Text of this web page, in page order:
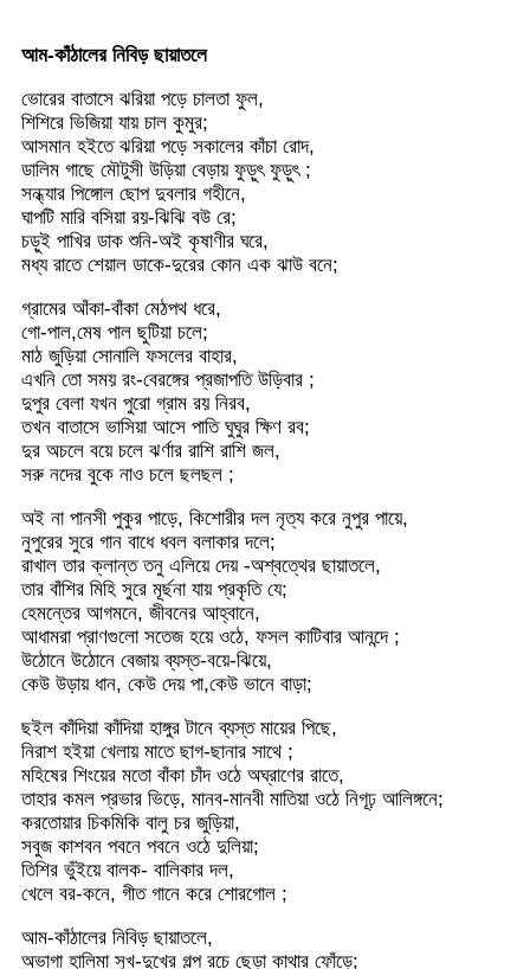
আম-কাঁঠালের নিবিড় ছায়াতলে
ভোরের বাতাসে ঝরিয়া পড়ে চালতা ফুল,
শিশিরে ভিজিয়া যায় চাল কুমুর;
আসমান হইতে ঝরিয়া পড়ে সকালের কাঁচা রোদ,
ডালিম গাছে মৌটুসী উড়িয়া বেড়ায় ফুড়ুৎ ফুড়ুৎ ;
সন্ধ্যার পিঙ্গোল ছোপ দুবলার গহীনে,
ঘাপটি মারি বসিয়া রয়-ঝিঝি বউ রে;
চড়ুই পাখির ডাক শুনি-অই কৃষাণীর ঘরে,
মধ্য রাতে শেয়াল ডাকে-দুরের কোন এক ঝাউ বনে;
গ্রামের আঁকা-বাঁকা মেঠপথ ধরে,
গো-পাল,মেষ পাল ছুটিয়া চলে;
মাঠ জুড়িয়া সোনালি ফসলের বাহার,
এখনি তো সময় রং-বেরঙ্গের প্রজাপতি উড়িবার ;
দুপুর বেলা যখন পুরো গ্রাম রয় নিরব,
তখন বাতাসে ভাসিয়া আসে পাতি ঘুঘুর ক্ষিণ রব;
দুর অচলে বয়ে চলে ঝর্ণার রাশি রাশি জল,
সরু নদের বুকে নাও চলে ছলছল ;
অই না পানসী পুকুর পাড়ে, কিশোরীর দল নৃত্য করে নুপুর পায়ে,
নুপুরের সুরে গান বাধে ধবল বলাকার দলে;
রাখাল তার ক্লান্ত তনু এলিয়ে দেয় -অশ্বত্থের ছায়াতলে,
তার বাঁশির মিহি সুরে মূর্ছনা যায় প্রকৃতি যে;
হেমন্তের আগমনে, জীবনের আহ্বানে,
আধামরা প্রাণগুলো সতেজ হয়ে ওঠে, ফসল কাটিবার আনন্দে ;
উঠোনে উঠোনে বেজায় ব্যস্ত-বয়ে-ঝিয়ে,
কেউ উড়ায় ধান, কেউ দেয় পা,কেউ ভানে বাড়া;
ছইল কাঁদিয়া কাঁদিয়া হাঙ্গুর টানে ব্যস্ত মায়ের পিছে,
নিরাশ হইয়া খেলায় মাতে ছাগ-ছানার সাথে ;
মহিষের শিংয়ের মতো বাঁকা চাঁদ ওঠে অঘ্রাণের রাতে,
তাহার কমল প্রভার ভিড়ে, মানব-মানবী মাতিয়া ওঠে নিগূঢ় আলিঙ্গনে;
করতোয়ার চিকমিকি বালু চর জুড়িয়া,
সবুজ কাশবন পবনে পবনে ওঠে দুলিয়া;
তিশির ভুঁইয়ে বালক- বালিকার দল,
খেলে বর-কনে, গীত গানে করে শোরগোল ;
আম-কাঁঠালের নিবিড় ছায়াতলে,
অভাগা হালিমা সুখ-দুখের গল্প রচে ছেড়া কাথার ফোঁড়ে;